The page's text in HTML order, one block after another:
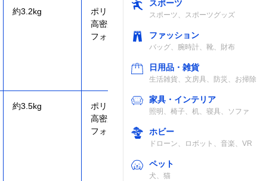
約3.2kg
ポリエステル、
高密度ウレタン
フォーム
約3.5kg
ポリエステル、
高密度ウレタン
フォーム
スポーツ
スポーツ、スポーツグッズ
ファッション
バッグ、腕時計、靴、財布
日用品・雑貨
生活雑貨、文房具、防災、お掃除
家具・インテリア
照明、椅子、机、寝具、ソファ
ホビー
ドローン、ロボット、音楽、VR
ペット
犬、猫